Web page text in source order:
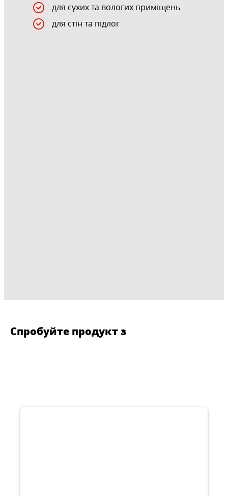
для сухих та вологих приміщень
для стін та підлог
Спробуйте продукт з